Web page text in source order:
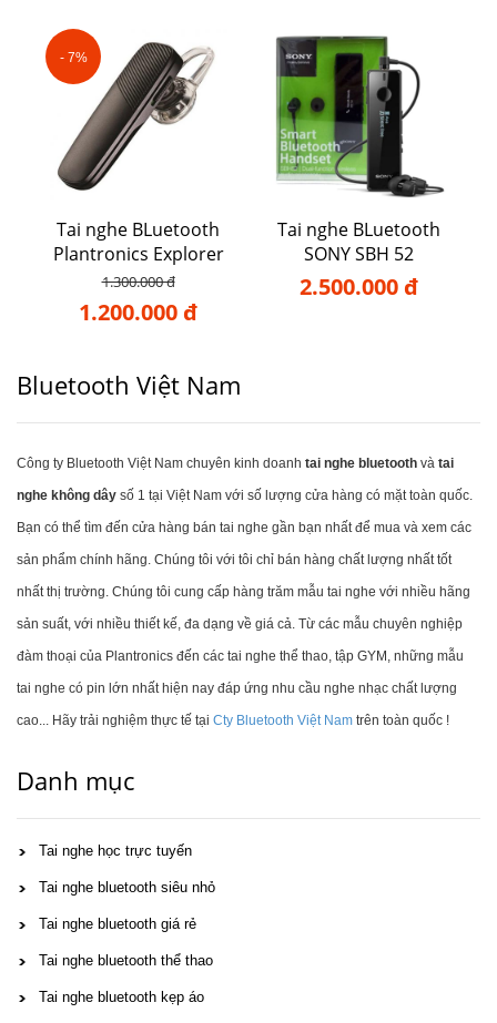
- 7%
Tai nghe BLuetooth
Plantronics Explorer
500
1.300.000 đ
1.200.000 đ
Tai nghe BLuetooth
SONY SBH 52
2.500.000 đ
Bluetooth Việt Nam
Công ty Bluetooth Việt Nam chuyên kinh doanh tai nghe bluetooth và tai
nghe không dây số 1 tại Việt Nam với số lượng cửa hàng có mặt toàn quốc.
Bạn có thể tìm đến cửa hàng bán tai nghe gần bạn nhất để mua và xem các
sản phẩm chính hãng. Chúng tôi với tôi chỉ bán hàng chất lượng nhất tốt
nhất thị trường. Chúng tôi cung cấp hàng trăm mẫu tai nghe với nhiều hãng
sản suất, với nhiều thiết kế, đa dạng về giá cả. Từ các mẫu chuyên nghiệp
đàm thoại của Plantronics đến các tai nghe thể thao, tập GYM, những mẫu
tai nghe có pin lớn nhất hiện nay đáp ứng nhu cầu nghe nhạc chất lượng
cao... Hãy trải nghiệm thực tế tại Cty Bluetooth Việt Nam trên toàn quốc !
Danh mục
Tai nghe học trực tuyến
Tai nghe bluetooth siêu nhỏ
Tai nghe bluetooth giá rẻ
Tai nghe bluetooth thể thao
Tai nghe bluetooth kẹp áo